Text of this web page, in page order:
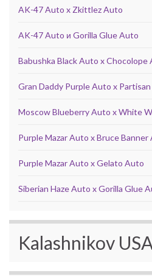
AK-47 Auto x Zkittlez Auto
AK-47 Auto и Gorilla Glue Auto
Babushka Black Auto x Chocolope
Gran Daddy Purple Auto x
Moscow Blueberry Auto x White
Purple Mazar Auto x Bruce Banner
Purple Mazar Auto x Gelato Auto
Siberian Haze Auto x Gorilla Glue
Kalashnikov